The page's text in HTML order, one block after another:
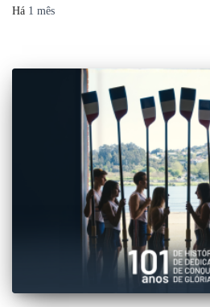
Há 1 mês